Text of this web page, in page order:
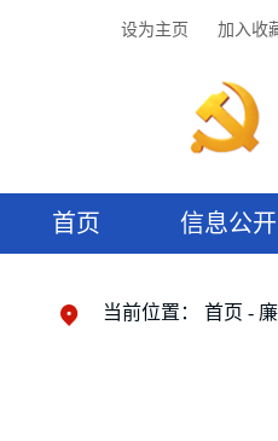
设为主页 加入收
首页 信息公开
当前位置： 首页